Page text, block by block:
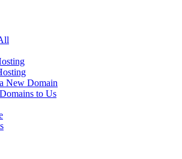
New Domain
to Us